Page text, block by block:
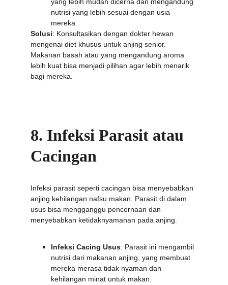
nutrisi yang lebih sesuai dengan usia
mereka.
Solusi: Konsultasikan dengan dokter hewan
mengenai diet khusus untuk anjing senior.
Makanan basah atau yang mengandung aroma
lebih kuat bisa menjadi pilihan agar lebih menarik
bagi mereka.
8. Infeksi Parasit atau
Cacingan
Infeksi parasit seperti cacingan bisa menyebabkan
anjing kehilangan nafsu makan. Parasit di dalam
usus bisa mengganggu pencernaan dan
menyebabkan ketidaknyamanan pada anjing.
Infeksi Cacing Usus: Parasit ini mengambil
nutrisi dari makanan anjing, yang membuat
mereka merasa tidak nyaman dan
kehilangan minat untuk makan.